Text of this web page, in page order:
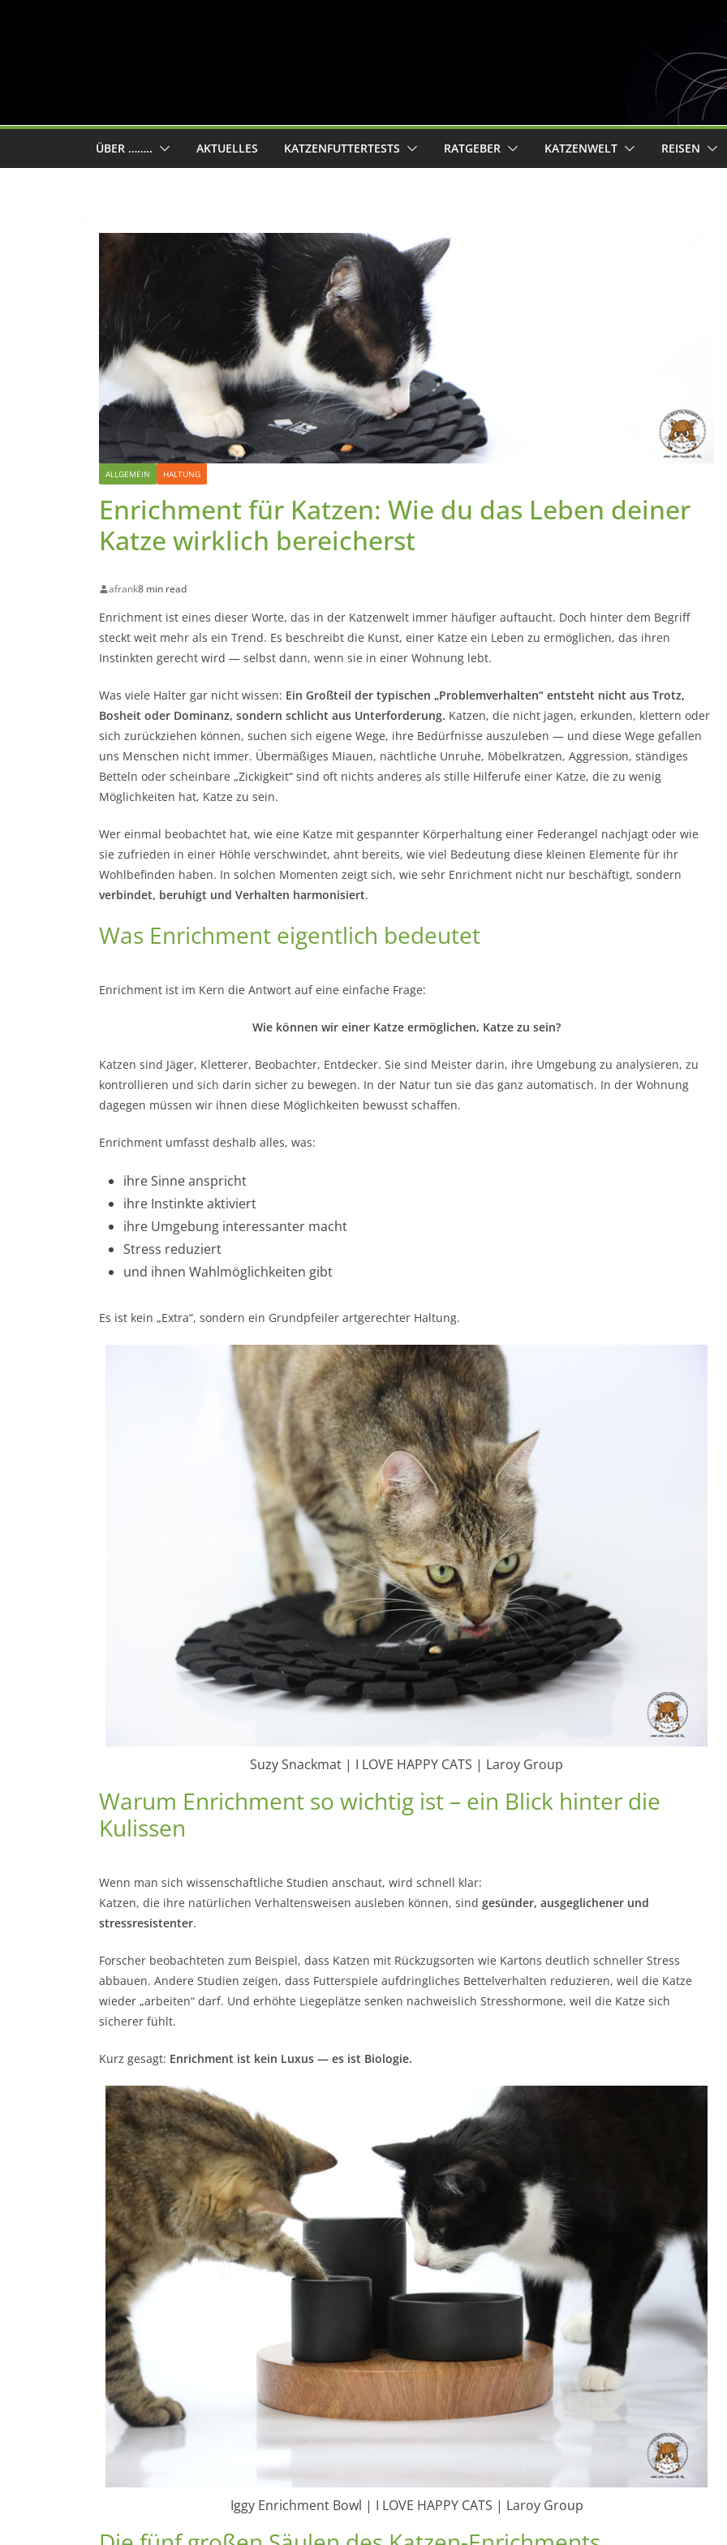
ÜBER …….. AKTUELLES KATZENFUTTERTESTS RATGEBER KATZENWELT REISEN
ALLGEMEIN HALTUNG
Enrichment für Katzen: Wie du das Leben deiner
Katze wirklich bereicherst
afrank8 min read
Enrichment ist eines dieser Worte, das in der Katzenwelt immer häufiger auftaucht. Doch hinter dem Begriff
steckt weit mehr als ein Trend. Es beschreibt die Kunst, einer Katze ein Leben zu ermöglichen, das ihren
Instinkten gerecht wird — selbst dann, wenn sie in einer Wohnung lebt.
Was viele Halter gar nicht wissen: Ein Großteil der typischen „Problemverhalten“ entsteht nicht aus Trotz,
Bosheit oder Dominanz, sondern schlicht aus Unterforderung. Katzen, die nicht jagen, erkunden, klettern oder
sich zurückziehen können, suchen sich eigene Wege, ihre Bedürfnisse auszuleben — und diese Wege gefallen
uns Menschen nicht immer. Übermäßiges Miauen, nächtliche Unruhe, Möbelkratzen, Aggression, ständiges
Betteln oder scheinbare „Zickigkeit“ sind oft nichts anderes als stille Hilferufe einer Katze, die zu wenig
Möglichkeiten hat, Katze zu sein.
Wer einmal beobachtet hat, wie eine Katze mit gespannter Körperhaltung einer Federangel nachjagt oder wie
sie zufrieden in einer Höhle verschwindet, ahnt bereits, wie viel Bedeutung diese kleinen Elemente für ihr
Wohlbefinden haben. In solchen Momenten zeigt sich, wie sehr Enrichment nicht nur beschäftigt, sondern
verbindet, beruhigt und Verhalten harmonisiert.
Was Enrichment eigentlich bedeutet
Enrichment ist im Kern die Antwort auf eine einfache Frage:
Wie können wir einer Katze ermöglichen, Katze zu sein?
Katzen sind Jäger, Kletterer, Beobachter, Entdecker. Sie sind Meister darin, ihre Umgebung zu analysieren, zu
kontrollieren und sich darin sicher zu bewegen. In der Natur tun sie das ganz automatisch. In der Wohnung
dagegen müssen wir ihnen diese Möglichkeiten bewusst schaffen.
Enrichment umfasst deshalb alles, was:
ihre Sinne anspricht
ihre Instinkte aktiviert
ihre Umgebung interessanter macht
Stress reduziert
und ihnen Wahlmöglichkeiten gibt
Es ist kein „Extra“, sondern ein Grundpfeiler artgerechter Haltung.
Suzy Snackmat | I LOVE HAPPY CATS | Laroy Group
Warum Enrichment so wichtig ist – ein Blick hinter die
Kulissen
Wenn man sich wissenschaftliche Studien anschaut, wird schnell klar:
Katzen, die ihre natürlichen Verhaltensweisen ausleben können, sind gesünder, ausgeglichener und
stressresistenter.
Forscher beobachteten zum Beispiel, dass Katzen mit Rückzugsorten wie Kartons deutlich schneller Stress
abbauen. Andere Studien zeigen, dass Futterspiele aufdringliches Bettelverhalten reduzieren, weil die Katze
wieder „arbeiten“ darf. Und erhöhte Liegeplätze senken nachweislich Stresshormone, weil die Katze sich
sicherer fühlt.
Kurz gesagt: Enrichment ist kein Luxus — es ist Biologie.
Iggy Enrichment Bowl | I LOVE HAPPY CATS | Laroy Group